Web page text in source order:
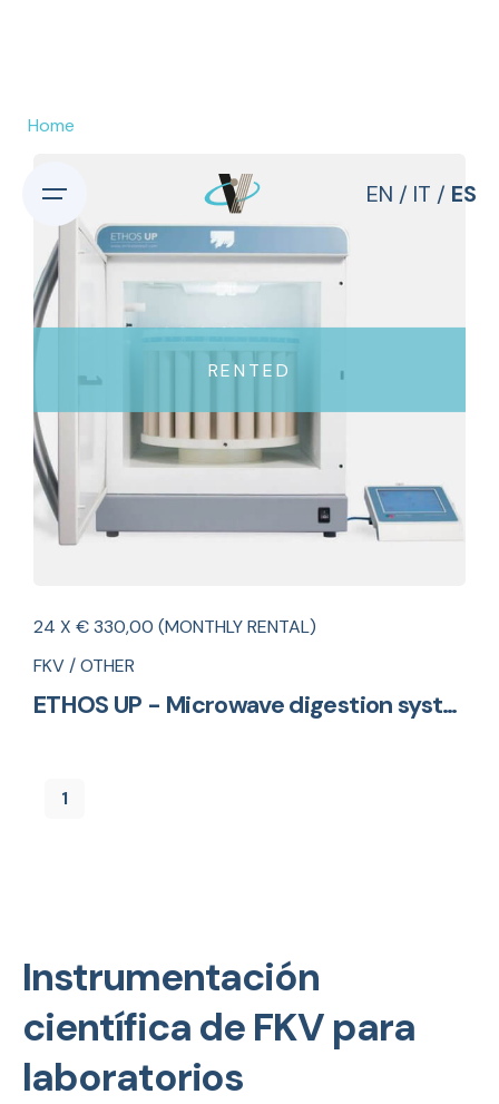
EN / IT / ES
Home
RENTED
24 X € 330,00 (MONTHLY RENTAL)
FKV / OTHER
ETHOS UP - Microwave digestion system
1
Instrumentación
científica de FKV para
laboratorios